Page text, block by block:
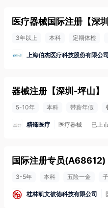
医疗器械国际注册 【深
3年以上 本科 定期体检
上海伯杰医疗科技股份有限公司
器械注册 【深圳-坪山】
5-10年 本科 带薪年假
精锋医疗 医疗器械 已上
国际注册专员(A68612)
3-5年 本科 五险一金
桂林凯文彼德科技有限公司